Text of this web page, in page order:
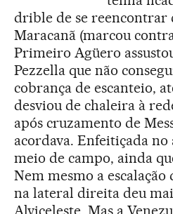
drible de se reencontrar
Maracanã (marcou
Primeiro Agüero
Pezzella que não
cobrança de escanteio,
desviou de chaleira à
após cruzamento de
acordava. Enfeitiçada
meio de campo, ainda
Nem mesmo a
na lateral direita deu
Alviceleste. Mas a